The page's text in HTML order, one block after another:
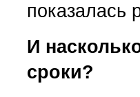
показалась
И
сроки?